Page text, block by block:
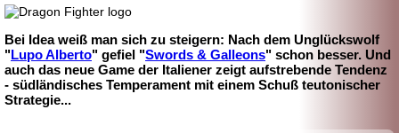
Bei Idea weiß man sich zu steigern: Nach dem Unglückswolf
"Lupo Alberto" gefiel "Swords & Galleons" schon besser. Und
auch das neue Game der Italiener zeigt aufstrebende Tendenz
- südländisches Temperament mit einem Schuß teutonischer
Strategie...